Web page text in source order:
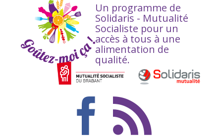
Un programme de
Solidaris - Mutualité
Socialiste pour un
accès à tous à une
alimentation de
qualité.